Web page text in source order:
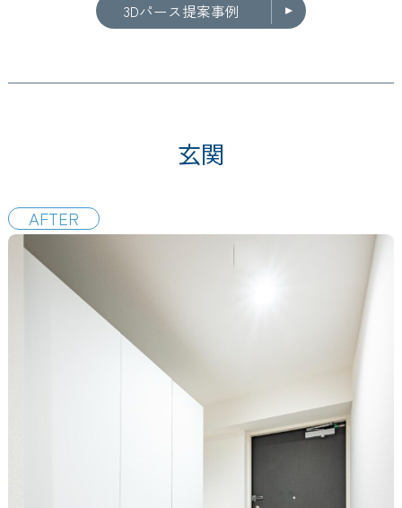
3Dパース提案事例
玄関
AFTER